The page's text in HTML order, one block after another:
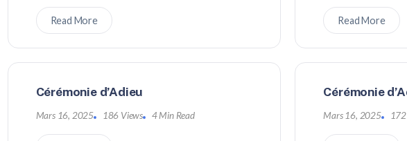
Read More Read More
Cérémonie d’Adieu
Mars 16, 2025 186 Views 4 Min Read
Cérémonie
Mars 16, 2025